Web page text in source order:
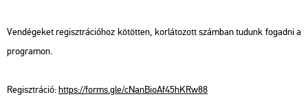
Ven­dé­ge­ket re­giszt­rá­ci­ó­hoz kö­töt­ten, kor­lá­to­zott szám­ban tu­dunk fo­gad­ni a
prog­ra­mon.
Re­giszt­rá­ció:https://​forms.​gle/​cNa​nBio​Af45​hKRw​88